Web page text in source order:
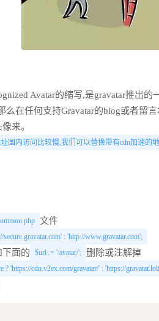
Avatar的缩写,是gravatar推出
么在任何支持Gravatar的blog或者留
来。
国内访问比较慢,我们可以替换带有cdn加速的
文件
secure.gravatar.com' : 'http://www.gravatar.com';
下面的 $url .= '/avatar/'; 删除或注解掉
? 'https://cdn.v2ex.com/gravatar/' : 'https://